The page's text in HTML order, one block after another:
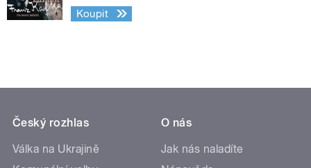
Koupit
Český rozhlas
Válka na Ukrajině
O nás
Jak nás naladíte